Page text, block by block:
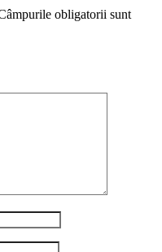
obligatorii sunt